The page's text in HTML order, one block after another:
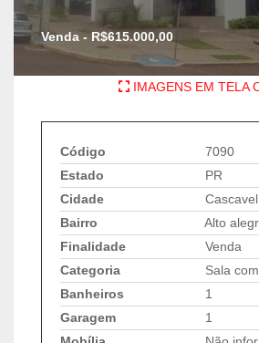
Venda - R$615.000,00
IMAGENS EM TELA
Código
7090
Estado
PR
Cidade
Cascavel
Bairro
Alto
Finalidade
Venda
Categoria
Sala
Banheiros
1
Garagem
1